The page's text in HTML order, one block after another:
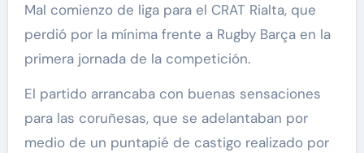
Mal comienzo de liga para el CRAT Rialta, que
perdió por la mínima frente a Rugby Barça en la
primera jornada de la competición.
El partido arrancaba con buenas sensaciones
para las coruñesas, que se adelantaban por
medio de un puntapié de castigo realizado por